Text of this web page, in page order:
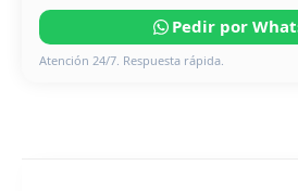
Pedir por
Atención 24/7. Respuesta rápida.